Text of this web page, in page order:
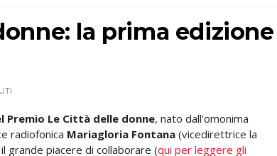
la prima edizione
Premio Le Città delle donne, nato dall'omonima
radiofonica Mariagloria Fontana (vicedirettrice la
grande piacere di collaborare (qui per leggere gli